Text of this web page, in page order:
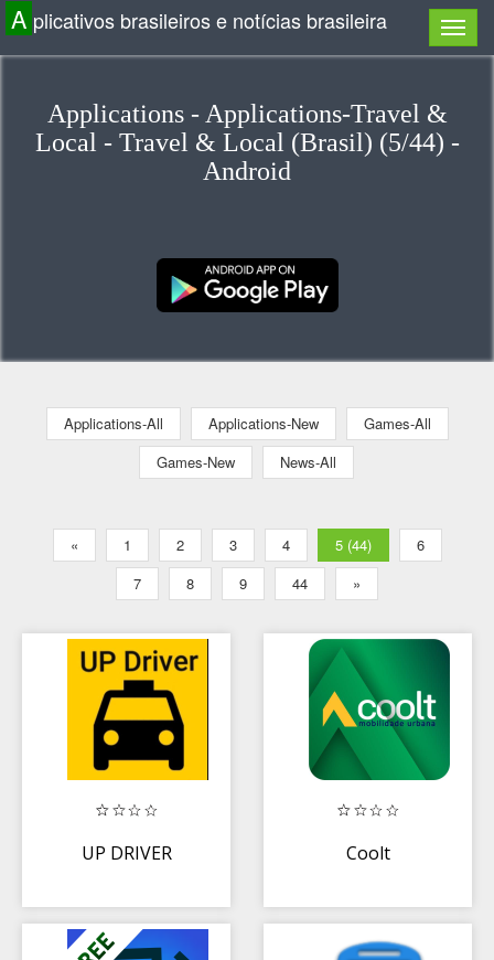
A plicativos brasileiros e notícias brasileira
Applications - Applications-Travel &
Local - Travel & Local (Brasil) (5/44) -
Android
Applications-All Applications-New
Games-All
Games-New
News-All
« 1 2 3 4 5 (44)
6
7
8 9 44 »
UP DRIVER Coolt